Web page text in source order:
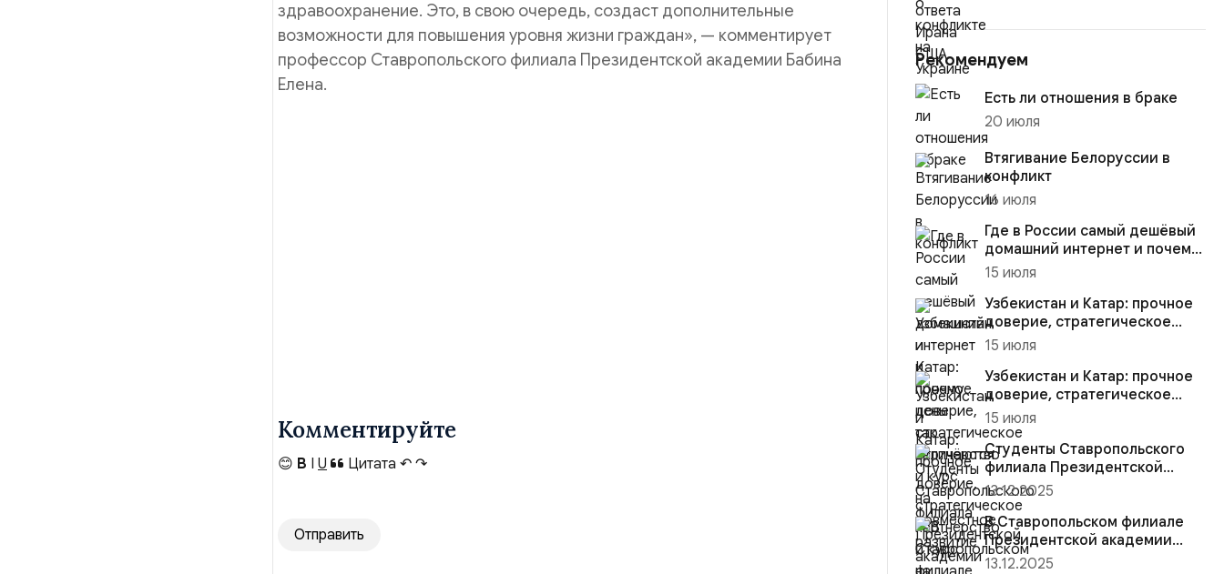
здравоохранение. Это, в свою очередь, создаст дополнительные
возможности для повышения уровня жизни граждан», — комментирует
профессор Ставропольского филиала Президентской академии Бабина
Елена.
Комментируйте
😊 B I U Цитата ↶ ↷
Отправить
Рекомендуем
Есть ли отношения в браке
20 июля
Втягивание Белоруссии в
конфликт
16 июля
Где в России самый дешёвый
домашний интернет и почему
цены так отличаются
15 июля
Узбекистан и Катар: прочное
доверие, стратегическое
партнёрство и курс на со...
15 июля
Узбекистан и Катар: прочное
доверие, стратегическое
партнёрство и курс на со...
15 июля
Студенты Ставропольского
филиала Президентской
академии стали волонтёрами
на...
13.12.2025
В Ставропольском филиале
Президентской академии
участники региональной
13.12.2025